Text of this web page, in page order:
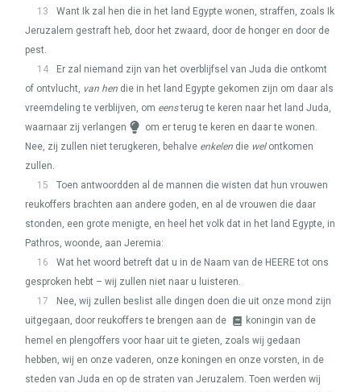
13
Want Ik zal hen die in het land Egypte wonen, straffen, zoals Ik
Jeruzalem gestraft heb, door het zwaard, door de honger en door de
pest.
14
Er zal niemand zijn van het overblijfsel van Juda die ontkomt
of ontvlucht, van hen die in het land Egypte gekomen zijn om daar als
vreemdeling te verblijven, om eensterug te keren naar het land Juda,
waarnaar zij verlangen
om er terug te keren en daar te wonen.
Nee, zij zullen niet terugkeren, behalve enkelen die welontkomen
zullen.
15
Toen antwoordden al de mannen die wisten dat hun vrouwen
reukoffers brachten aan andere goden, en al de vrouwen die daar
stonden, een grote menigte, en heel het volk dat in het land Egypte, in
Pathros, woonde, aan Jeremia:
16
Wat het woord betreft dat u in de Naam van de HEEREtot ons
gesproken hebt – wij zullen niet naar u luisteren.
17
Nee, wij zullen beslist alle dingen doen die uit onze mond zijn
uitgegaan, door reukoffers te brengen aan de
koningin van de
hemel en plengoffers voor haar uit te gieten, zoals wij gedaan
hebben, wij en onze vaderen, onze koningen en onze vorsten, in de
steden van Juda en op de straten van Jeruzalem. Toen werden wij